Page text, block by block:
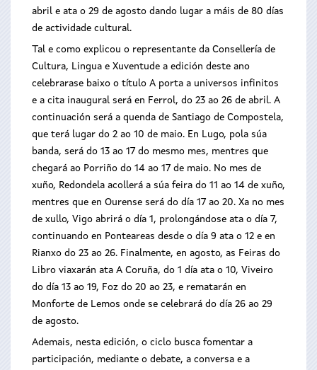
abril e ata o 29 de agosto dando lugar a máis de 80 días
de actividade cultural.
Tal e como explicou o representante da Consellería de
Cultura, Lingua e Xuventude a edición deste ano
celebrarase baixo o título A porta a universos infinitos
e a cita inaugural será en Ferrol, do 23 ao 26 de abril. A
continuación será a quenda de Santiago de Compostela,
que terá lugar do 2 ao 10 de maio. En Lugo, pola súa
banda, será do 13 ao 17 do mesmo mes, mentres que
chegará ao Porriño do 14 ao 17 de maio. No mes de
xuño, Redondela acollerá a súa feira do 11 ao 14 de xuño,
mentres que en Ourense será do día 17 ao 20. Xa no mes
de xullo, Vigo abrirá o día 1, prolongándose ata o día 7,
continuando en Ponteareas desde o día 9 ata o 12 e en
Rianxo do 23 ao 26. Finalmente, en agosto, as Feiras do
Libro viaxarán ata A Coruña, do 1 día ata o 10, Viveiro
do día 13 ao 19, Foz do 20 ao 23, e rematarán en
Monforte de Lemos onde se celebrará do día 26 ao 29
de agosto.
Ademais, nesta edición, o ciclo busca fomentar a
participación, mediante o debate, a conversa e a